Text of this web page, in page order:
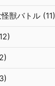
獣バトル (11)